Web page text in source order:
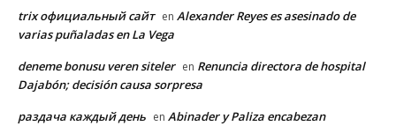
trix официальный сайт en Alexander Reyes es asesinado de
varias puñaladas en La Vega
deneme bonusu veren siteler en Renuncia directora de hospital
Dajabón; decisión causa sorpresa
раздача каждый день en Abinader y Paliza encabezan